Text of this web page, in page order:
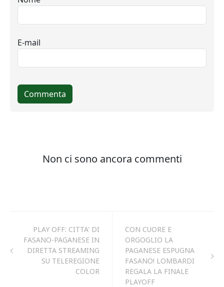
PLAY OFF: CITTA' DI
FASANO-PAGANESE IN
DIRETTA STREAMING
SU TELEREGIONE
COLOR
CON CUORE E
ORGOGLIO LA
PAGANESE ESPUGNA
FASANO! LOMBARDI
REGALA LA FINALE
PLAYOFF